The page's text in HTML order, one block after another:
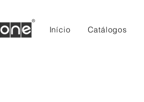
Início Catálogos